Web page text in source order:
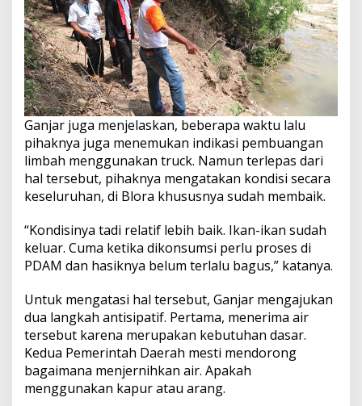
Ganjar juga menjelaskan, beberapa waktu lalu
pihaknya juga menemukan indikasi pembuangan
limbah menggunakan truck. Namun terlepas dari
hal tersebut, pihaknya mengatakan kondisi secara
keseluruhan, di Blora khususnya sudah membaik.
“Kondisinya tadi relatif lebih baik. Ikan-ikan sudah
keluar. Cuma ketika dikonsumsi perlu proses di
PDAM dan hasiknya belum terlalu bagus,” katanya.
Untuk mengatasi hal tersebut, Ganjar mengajukan
dua langkah antisipatif. Pertama, menerima air
tersebut karena merupakan kebutuhan dasar.
Kedua Pemerintah Daerah mesti mendorong
bagaimana menjernihkan air. Apakah
menggunakan kapur atau arang.